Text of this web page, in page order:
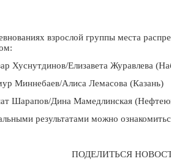
взрослой группы места
Хуснутдинов/Елизавета Журавлева
Миннебаев/Алиса Лемасова (Казань)
Шарапов/Дина Мамедлинская
результатами можно
ПОДЕЛИТЬСЯ